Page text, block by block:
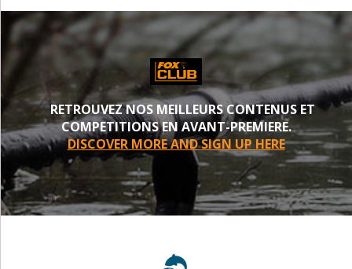
RETROUVEZ NOS MEILLEURS CONTENUS ET
COMPETITIONS EN AVANT-PREMIERE.
DISCOVER MORE AND SIGN UP HERE